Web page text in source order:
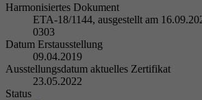
Harmonisiertes Dokument
ETA-18/1144, ausgestellt am
0303
Datum Erstausstellung
09.04.2019
Ausstellungsdatum aktuelles Zertifikat
23.05.2022
Status